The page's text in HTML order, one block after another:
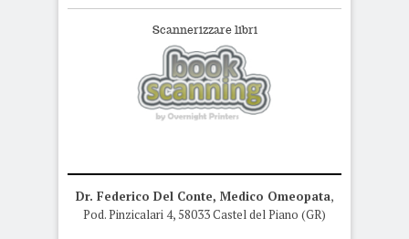
Scannerizzare libri
Dr. Federico Del Conte, Medico Omeopata,
Pod. Pinzicalari 4, 58033 Castel del Piano (GR)